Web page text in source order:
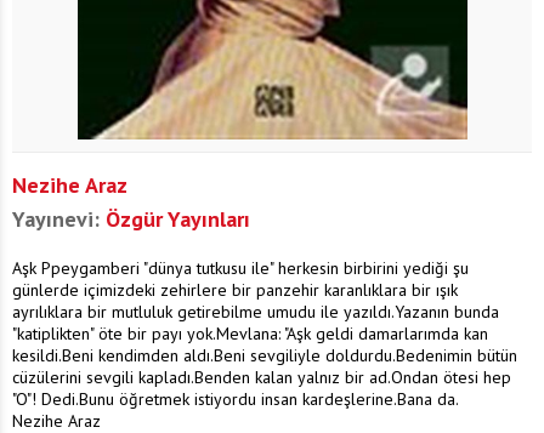
Nezihe Araz
Yayınevi: Özgür Yayınları
Aşk Ppeygamberi "dünya tutkusu ile" herkesin birbirini yediği şu
günlerde içimizdeki zehirlere bir panzehir karanlıklara bir ışık
ayrılıklara bir mutluluk getirebilme umudu ile yazıldı.Yazanın bunda
"katiplikten" öte bir payı yok.Mevlana: "Aşk geldi damarlarımda kan
kesildi.Beni kendimden aldı.Beni sevgiliyle doldurdu.Bedenimin bütün
cüzülerini sevgili kapladı.Benden kalan yalnız bir ad.Ondan ötesi hep
"O"! Dedi.Bunu öğretmek istiyordu insan kardeşlerine.Bana da.
Nezihe Araz